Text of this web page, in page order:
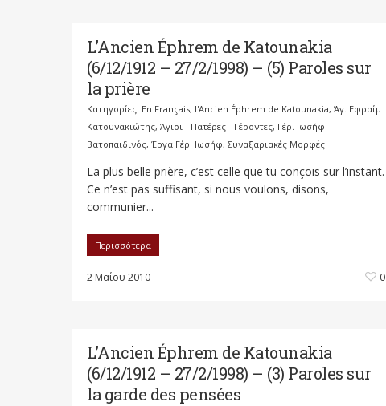
L’Ancien Éphrem de Katounakia
(6/12/1912 – 27/2/1998) – (5) Paroles sur
la prière
Κατηγορίες: En Français, l'Ancien Éphrem de Katounakia, Άγ. Εφραίμ
Κατουνακιώτης, Άγιοι - Πατέρες - Γέροντες, Γέρ. Ιωσήφ
Βατοπαιδινός, Έργα Γέρ. Ιωσήφ, Συναξαριακές Μορφές
La plus belle prière, c’est celle que tu conçois sur l’instant.
Ce n’est pas suffisant, si nous voulons, disons,
communier...
Περισσότερα
2 Μαΐου 2010 0
L’Ancien Éphrem de Katounakia
(6/12/1912 – 27/2/1998) – (3) Paroles sur
la garde des pensées